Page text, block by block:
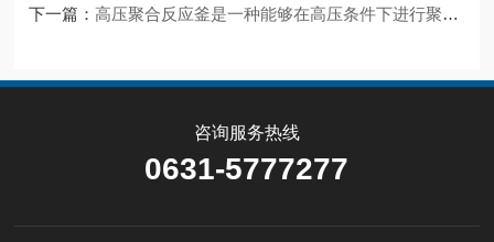
下一篇：高压聚合反应釜是一种能够在高压条件下进行聚合反应的设备
咨询服务热线
0631-5777277